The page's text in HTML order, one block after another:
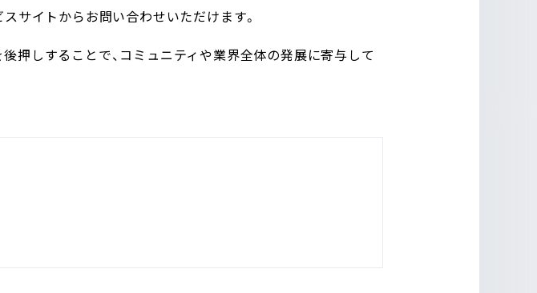
サイトからお問い合わせいただけます。
押しすることで、コミュニティや業界全体の発展に寄与して